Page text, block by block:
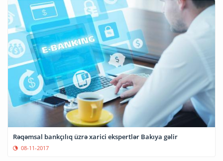
Rəqəmsal bankçılıq üzrə xarici ekspertlər Bakıya gəlir
08-11-2017